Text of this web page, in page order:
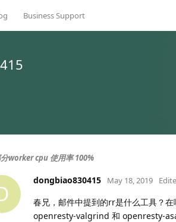
Business Support
worker cpu 使用率 100%
dongbiao830415 May 18, 2019
春兄，邮件中提到的rr是什么工具？在
openresty-valgrind 和 openresty-